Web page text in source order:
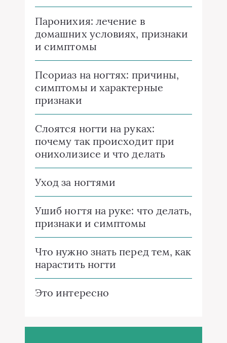
Паронихия: лечение в
домашних условиях, признаки
и симптомы
Псориаз на ногтях: причины,
симптомы и характерные
признаки
Слоятся ногти на руках:
почему так происходит при
онихолизисе и что делать
Уход за ногтями
Ушиб ногтя на руке: что делать,
признаки и симптомы
Что нужно знать перед тем, как
нарастить ногти
Это интересно